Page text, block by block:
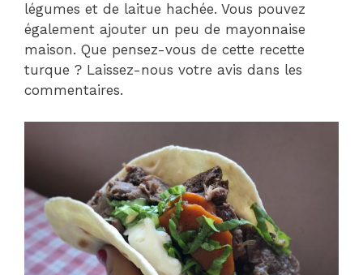
légumes et de laitue hachée. Vous pouvez
également ajouter un peu de mayonnaise
maison. Que pensez-vous de cette recette
turque ? Laissez-nous votre avis dans les
commentaires.